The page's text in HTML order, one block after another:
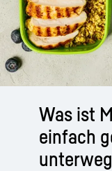
Was ist
einfach